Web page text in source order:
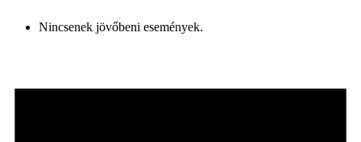
Nincsenek jövőbeni események.